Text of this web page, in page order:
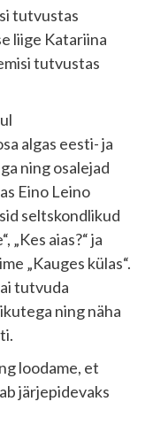
tutvustas
liige Katariina
tutvustas
algas eesti- ja
ning osalejad
Eino Leino
seltskondlikud
„Kes aias?“ ja
„Kauges külas“.
tutvuda
ning näha
loodame, et
järjepidevaks